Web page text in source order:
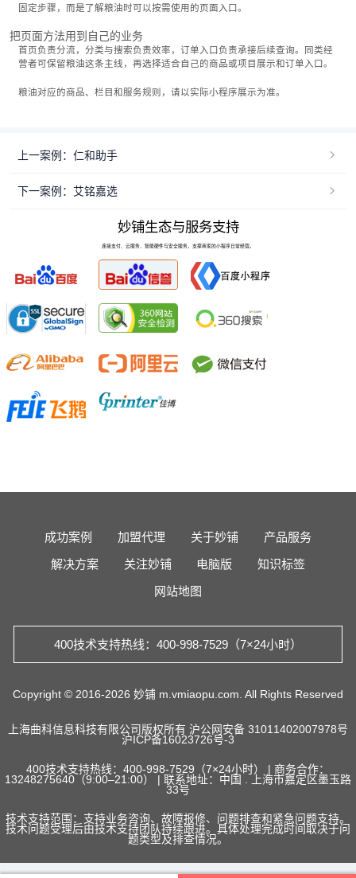
固定步骤，而是了解粮油时可以按需使用的页面入口。
把页面方法用到自己的业务
首页负责分流，分类与搜索负责效率，订单入口负责承接后续查询。同类经
营者可保留粮油这条主线，再选择适合自己的商品或项目展示和订单入口。
粮油对应的商品、栏目和服务规则，请以实际小程序展示为准。
上一案例：仁和助手
下一案例：艾铭嘉选
妙铺生态与服务支持
连接支付、云服务、智能硬件与安全服务，支撑商家的小程序日常经营。
成功案例 加盟代理 关于妙铺
产品服务
解决方案
关注妙铺 电脑版
知识标签
网站地图
400技术支持热线：400-998-7529（7×24小时）
Copyright © 2016-2026 妙铺 m.vmiaopu.com. All Rights Reserved
上海曲科信息科技有限公司版权所有 沪公网安备 31011402007978号
沪ICP备16023726号-3
400技术支持热线：400-998-7529（7×24小时） | 商务合作：
13248275640（9:00–21:00） | 联系地址：中国 . 上海市嘉定区墨玉路
33号
技术支持范围：支持业务咨询、故障报修、问题排查和紧急问题支持。
技术问题受理后由技术支持团队持续跟进。具体处理完成时间取决于问
题类型及排查情况。